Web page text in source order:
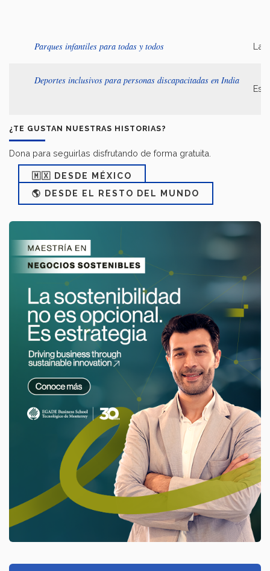
Parques infantiles para todas y todos
Deportes inclusivos para personas discapacitadas en India
¿TE GUSTAN NUESTRAS HISTORIAS?
Dona para seguirlas disfrutando de forma gratuita.
🇲🇽 DESDE MÉXICO
🌎 DESDE EL RESTO DEL MUNDO